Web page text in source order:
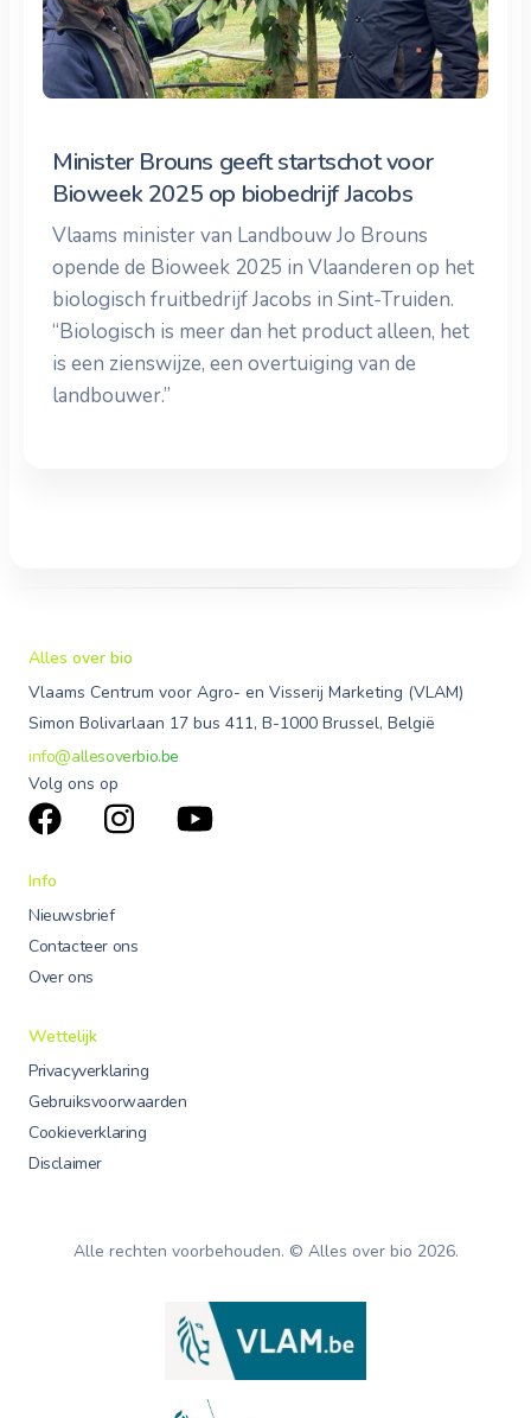
Minister Brouns geeft startschot voor
Bioweek 2025 op biobedrijf Jacobs
Vlaams minister van Landbouw Jo Brouns
opende de Bioweek 2025 in Vlaanderen op het
biologisch fruitbedrijf Jacobs in Sint-Truiden.
“Biologisch is meer dan het product alleen, het
is een zienswijze, een overtuiging van de
landbouwer.”
Alles over bio
Vlaams Centrum voor Agro- en Visserij Marketing (VLAM)
Simon Bolivarlaan 17 bus 411, B-1000 Brussel, België
info@allesoverbio.be
Volg ons op
Info
Nieuwsbrief
Contacteer ons
Over ons
Wettelijk
Privacyverklaring
Gebruiksvoorwaarden
Cookieverklaring
Disclaimer
Alle rechten voorbehouden. © Alles over bio 2026.